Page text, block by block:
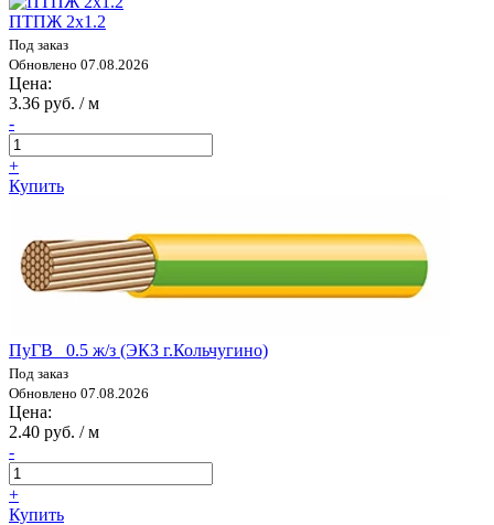
ПТПЖ 2х1.2
Под заказ
Обновлено 07.08.2026
Цена:
3.36 руб. / м
-
+
Купить
ПуГВ 0.5 ж/з (ЭКЗ г.Кольчугино)
Под заказ
Обновлено 07.08.2026
Цена:
2.40 руб. / м
-
+
Купить